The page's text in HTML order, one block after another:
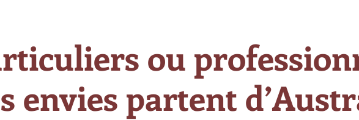
ou
envies partent